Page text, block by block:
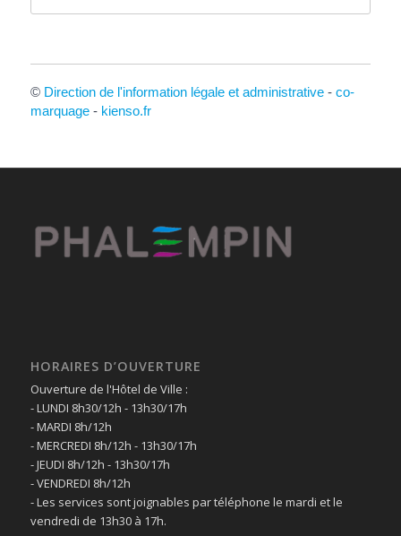
© Direction de l'information légale et administrative- co-
marquage- kienso.fr
HORAIRES D’OUVERTURE
Ouverture de l'Hôtel de Ville :
- LUNDI 8h30/12h - 13h30/17h
- MARDI 8h/12h
- MERCREDI 8h/12h - 13h30/17h
- JEUDI 8h/12h - 13h30/17h
- VENDREDI 8h/12h
- Les services sont joignables par téléphone le mardi et le
vendredi de 13h30 à 17h.